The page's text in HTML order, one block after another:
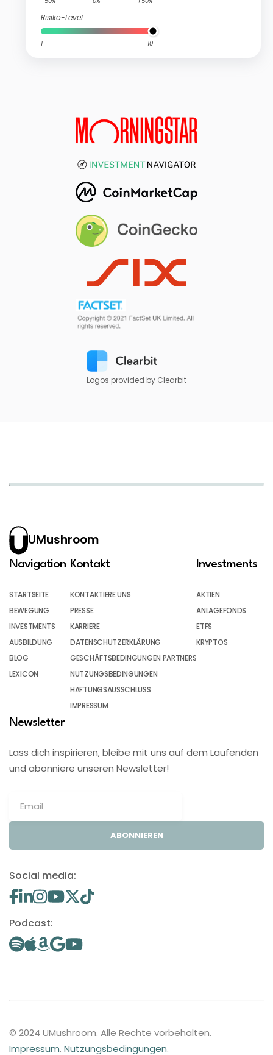
Risiko-Level
1 10
Logos provided by Clearbit
UMushroom
Navigation
STARTSEITE
BEWEGUNG
INVESTMENTS
AUSBILDUNG
BLOG
LEXICON
Kontakt
KONTAKTIERE UNS
PRESSE
KARRIERE
DATENSCHUTZERKLÄRUNG
GESCHÄFTSBEDINGUNGEN PARTNERS
NUTZUNGSBEDINGUNGEN
HAFTUNGSAUSSCHLUSS
IMPRESSUM
Investments
AKTIEN
ANLAGEFONDS
ETFS
KRYPTOS
Newsletter
Lass dich inspirieren, bleibe mit uns auf dem Laufenden
und abonniere unseren Newsletter!
ABONNIEREN
Social media:
Podcast:
© 2024 UMushroom. Alle Rechte vorbehalten.
Impressum. Nutzungsbedingungen.